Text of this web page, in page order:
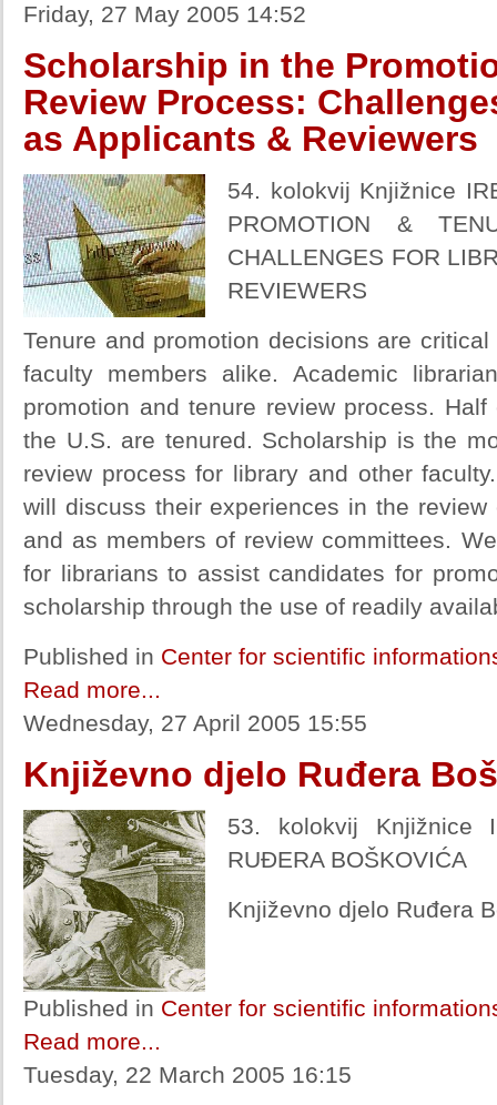
Friday, 27 May 2005 14:52
Scholarship in the
Review Process:
as Applicants & Reviewers
54. kolokvij Knjižnice
PROMOTION &
CHALLENGES FOR
REVIEWERS
Tenure and promotion decisions are
faculty members alike. Academic
promotion and tenure review process.
the U.S. are tenured. Scholarship is the
review process for library and other
will discuss their experiences in the
and as members of review committees.
for librarians to assist candidates for
scholarship through the use of readily
Published in Center for scientific
Read more...
Wednesday, 27 April 2005 15:55
Književno djelo Ruđera
53. kolokvij Knjižnice
RUĐERA BOŠKOVIĆA
Književno djelo Ruđera
Published in Center for scientific
Read more...
Tuesday, 22 March 2005 16:15